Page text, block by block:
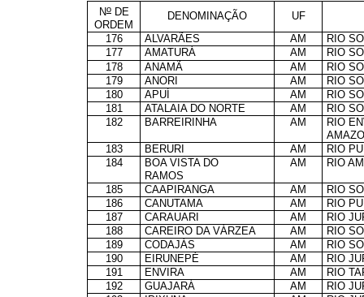
NoDE DENOMINAÇÃO UF
ORDEM
176
ALVARÃES AM
RIO
177
AMATURÁ AM
RIO
178
ANAMÃ AM
RIO
179
ANORI AM
RIO
180
APUÍ AM
RIO
181
ATALAIA DO NORTE AM
RIO
182
BARREIRINHA AM
RIO
183
BERURI AM
RIO
184
BOA VISTA DO AM
RIO
RAMOS
185
CAAPIRANGA AM
RIO
186
CANUTAMA AM
RIO
187
CARAUARI AM
RIO
188
CAREIRO DA VÁRZEA AM
RIO
189
CODAJÁS AM
RIO
190
EIRUNEPÉ AM
RIO
191
ENVIRA AM
RIO
192
GUAJARÁ AM
RIO